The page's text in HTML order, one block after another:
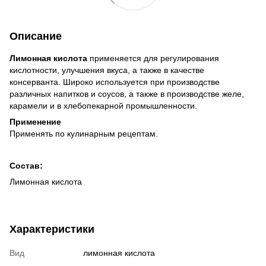
Описание
Лимонная кислота применяется для регулирования
кислотности, улучшения вкуса, а также в качестве
консерванта. Широко используется при производстве
различных напитков и соусов, а также в производстве желе,
карамели и в хлебопекарной промышленности.
Применение
Применять по кулинарным рецептам.
Состав:
Лимонная кислота
Характеристики
Вид лимонная кислота